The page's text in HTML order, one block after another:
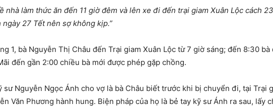
nhà làm thức ăn đến 11 giờ đêm và lên xe đi đến trại giam Xuân Lộc cách
27 Tết nên sợ không kịp.”
1, bà Nguyễn Thị Châu đến Trại giam Xuân Lộc từ 7 giờ sáng; đến 8:30
đến gần 2:00 chiều bà mới được phép gặp chồng.
sư Nguyễn Ngọc Ánh cho vợ là bà Châu biết trước khi bị chuyển đi, tại Trại
Văn Phương hành hung. Biện pháp của họ là bẻ tay kỹ sư Ánh ra sau, lấy